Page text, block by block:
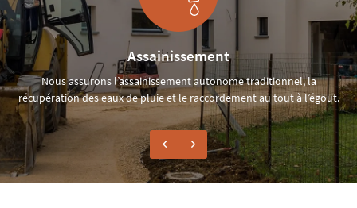
Assainissement
Nous assurons l’assainissement autonome traditionnel, la
récupération des eaux de pluie et le raccordement au tout à l’égout.